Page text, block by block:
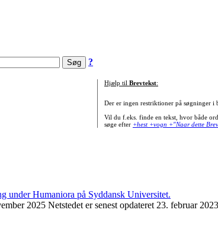
?
Hjælp til Brevtekst:
Der er ingen restriktioner på søgninger i
Vil du f.eks. finde en tekst, hvor både
søge efter +hest +vogn +"Naar dette
2025 Netstedet er senest opdateret 23. februar 2023